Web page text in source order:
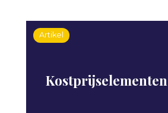
Artikel
Kostprijselementen